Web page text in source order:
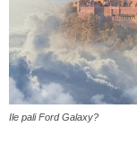
Ile pali Ford Galaxy?